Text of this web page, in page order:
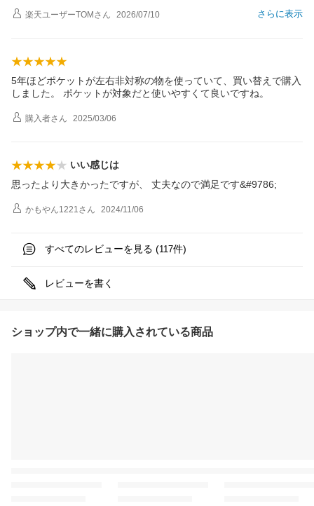
さらに表示
楽天ユーザーTOM さん 2026/07/10
5年ほどポケットが左右非対称の物を使っていて、買い替えで購入
しました。 ポケットが対象だと使いやすくて良いですね。
購入者さん 2025/03/06
いい感じは
思ったより大きかったですが、 丈夫なので満足です&#9786;
かもやん1221さん 2024/11/06
すべてのレビューを見る (117件)
レビューを書く
ショップ内で一緒に購入されている商品